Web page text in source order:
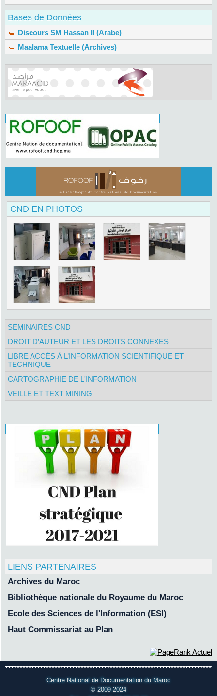
Bases de Données
Discours SM Hassan II (Arabe)
Maalama Textuelle (Archives)
CND EN PHOTOS
SÉMINAIRES CND
DROIT D’AUTEUR ET LES DROITS CONNEXES
LIBRE ACCÈS À L’INFORMATION SCIENTIFIQUE ET
TECHNIQUE
CARTOGRAPHIE DE L'INFORMATION
VEILLE ET TEXT MINING
LIENS PARTENAIRES
Archives du Maroc
Bibliothèque nationale du Royaume du Maroc
Ecole des Sciences de l'Information (ESI)
Haut Commissariat au Plan
Centre National de Documentation du Maroc
© 2009-2024